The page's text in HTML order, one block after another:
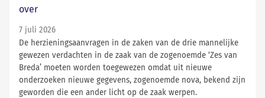
over
7 juli 2026
De herzieningsaanvragen in de zaken van de drie mannelijke
gewezen verdachten in de zaak van de zogenoemde ‘Zes van
Breda’ moeten worden toegewezen omdat uit nieuwe
onderzoeken nieuwe gegevens, zogenoemde nova, bekend zijn
geworden die een ander licht op de zaak werpen.